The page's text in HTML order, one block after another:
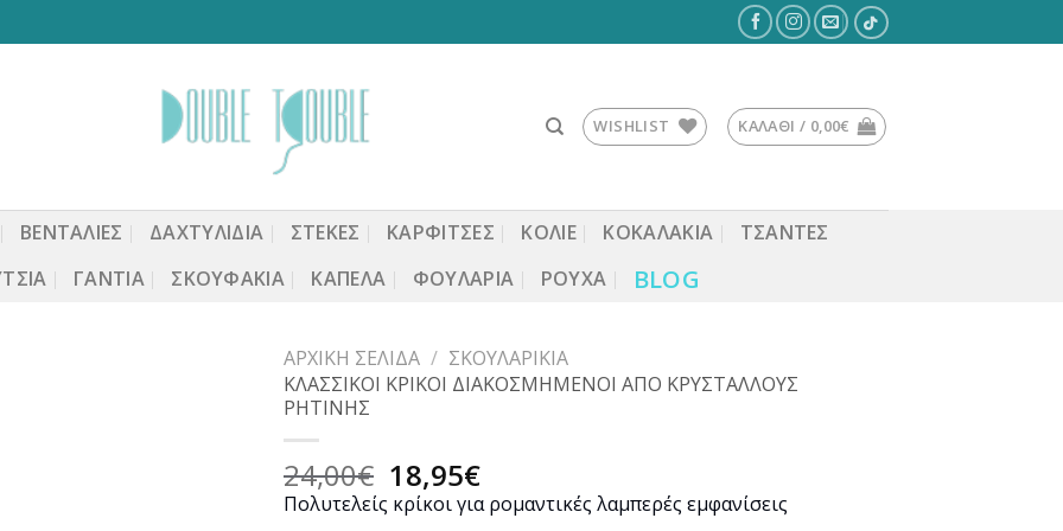
WISHLIST ΚΑΛΆΘΙ / 0,00€
ΒΕΝΤΆΛΙΕΣ ΔΑΧΤΥΛΙΔΙΑ ΣΤΈΚΕΣ ΚΑΡΦΙΤΣΕΣ ΚΟΛΙΕ ΚΟΚΑΛΆΚΙΑ
ΤΣΆΝΤΕΣ
ΓΆΝΤΙΑ ΣΚΟΥΦΆΚΙΑ ΚΑΠΈΛΑ ΦΟΥΛΆΡΙΑ ΡΟΎΧΑ BLOG
ΑΡΧΙΚΉ ΣΕΛΊΔΑ / ΣΚΟΥΛΑΡΊΚΙΑ
ΚΛΑΣΣΙΚΟΙ ΚΡΙΚΟΙ ΔΙΑΚΟΣΜΗΜΕΝΟΙ ΑΠΟ ΚΡΥΣΤΑΛΛΟΥΣ
ΡΗΤΙΝΗΣ
24,00€ Original
price
18,95€Η
τρέχουσα
Πολυτελείς κρίκοι για ρομαντικές λαμπερές εμφανίσεις